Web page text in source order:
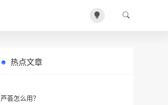
热点文章
芦荟怎么用？